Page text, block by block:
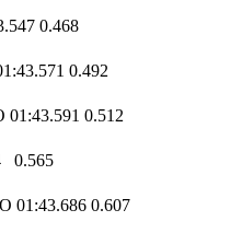
0.468
0.492
0.512
0.565
01:43.686 0.607